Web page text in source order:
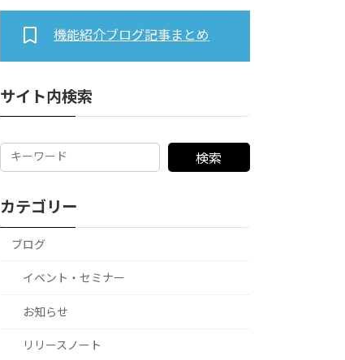
機能紹介ブログ記事まとめ
サイト内検索
検索
カテゴリー
ブログ
イベント・セミナー
お知らせ
リリースノート